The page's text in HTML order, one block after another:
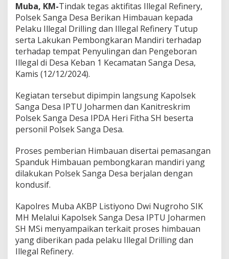
T
e
g
a
s
A
k
t
f
t
a
s
l
e
g
a
r
i
l
i
n
Muba, KM-Tindak tegas aktifitas Illegal Refinery,
Polsek Sanga Desa Berikan Himbauan kepada
Pelaku Illegal Drilling dan Illegal Refinery Tutup
serta Lakukan Pembongkaran Mandiri terhadap
terhadap tempat Penyulingan dan Pengeboran
Illegal di Desa Keban 1 Kecamatan Sanga Desa,
Kamis (12/12/2024).
Kegiatan tersebut dipimpin langsung Kapolsek
Sanga Desa IPTU Joharmen dan Kanitreskrim
Polsek Sanga Desa IPDA Heri Fitha SH beserta
personil Polsek Sanga Desa.
Proses pemberian Himbauan disertai pemasangan
Spanduk Himbauan pembongkaran mandiri yang
dilakukan Polsek Sanga Desa berjalan dengan
kondusif.
Kapolres Muba AKBP Listiyono Dwi Nugroho SIK
MH Melalui Kapolsek Sanga Desa IPTU Joharmen
SH MSi menyampaikan terkait proses himbauan
yang diberikan pada pelaku Illegal Drilling dan
Illegal Refinery.